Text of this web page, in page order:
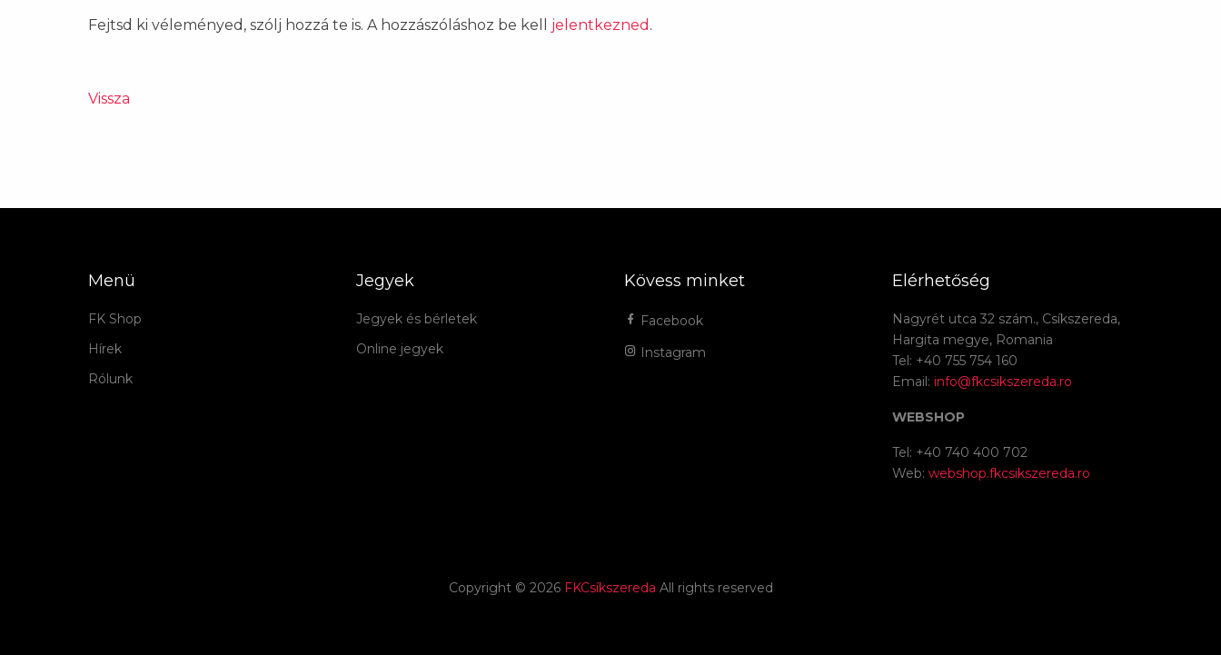
Fejtsd ki véleményed, szólj hozzá te is. A hozzászóláshoz be kell jelentkezned .
Vissza
Menü
FK Shop
Hírek
Rólunk
Jegyek
Jegyek és bérletek
Online jegyek
Kövess minket
Facebook
Instagram
Elérhetőség
Nagyrét utca 32 szám., Csíkszereda,
Hargita megye, Romania
Tel: +40 755 754 160
Email: info@fkcsikszereda.ro
WEBSHOP
Tel: +40 740 400 702
Web: webshop.fkcsikszereda.ro
Copyright © 2026 FKCsíkszereda All rights reserved